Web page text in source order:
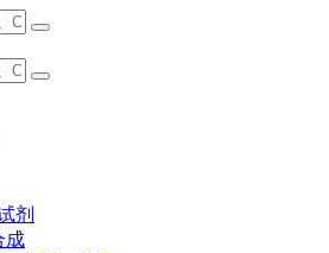
剂
成